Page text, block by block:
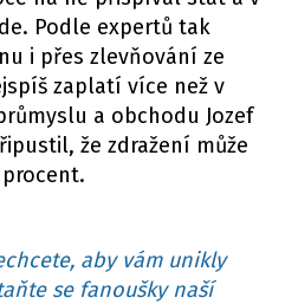
Podle expertů tak
i přes zlevňování ze
zaplatí více než v
a obchodu Jozef
že zdražení může
aby vám unikly
se fanoušky naší